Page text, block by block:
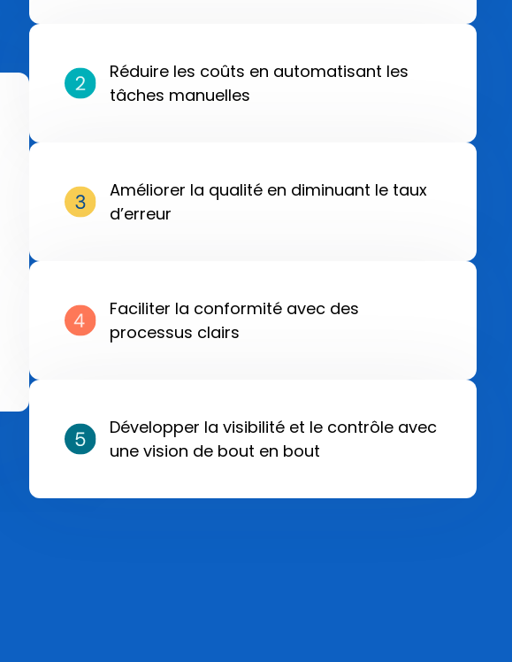
Réduire les coûts en automatisant les
tâches manuelles
Améliorer la qualité en diminuant le taux
d’erreur
Faciliter la conformité avec des
processus clairs
Développer la visibilité et le contrôle avec
une vision de bout en bout